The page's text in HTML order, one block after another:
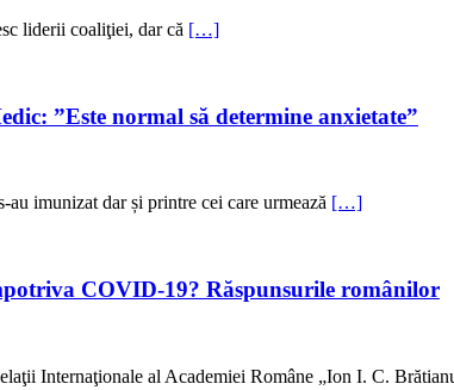
liderii coaliţiei, dar că […]
”Este normal să determine anxietate”
imunizat dar și printre cei care urmează […]
COVID-19? Răspunsurile românilor
Internaţionale al Academiei Române „Ion I. C.